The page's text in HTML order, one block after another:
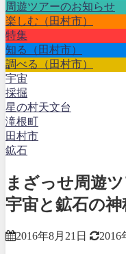
周遊ツアーのお知らせ
楽しむ（田村市）
特集
知る（田村市）
調べる（田村市）
宇宙
採掘
星の村天文台
滝根町
田村市
鉱石
まざっせ周遊
宇宙と鉱石の
2016年8月21日 2016